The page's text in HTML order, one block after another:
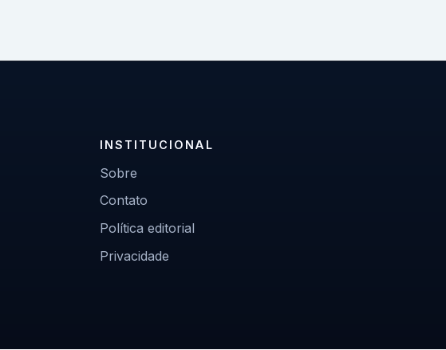
INSTITUCIONAL
Sobre
Contato
Política editorial
Privacidade